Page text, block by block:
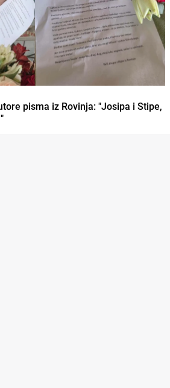
pisma iz Rovinja: "Josipa i Stipe,